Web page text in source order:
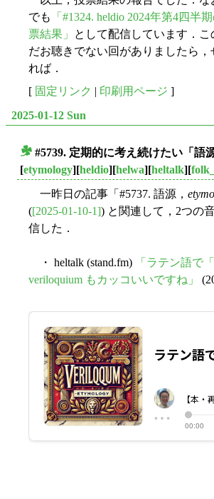
でも
「#1324. heldio 2024年第4四半
票結果」
として配信しています．こ
だお聴きでない回がありましたら
れば．
[ 固定リンク | 印刷用ページ ]
2025-01-12 Sun
#5739. 定期的に考え続けたい「語
[etymology][heldio][helwa][heltalk][
一昨日の記事「#5737. 語源，
([2025-01-10-1]) と関連して，2つの
信した．
・ heltalk (stand.fm)
「ラテン語で
veriloquium もカッコいいですね」